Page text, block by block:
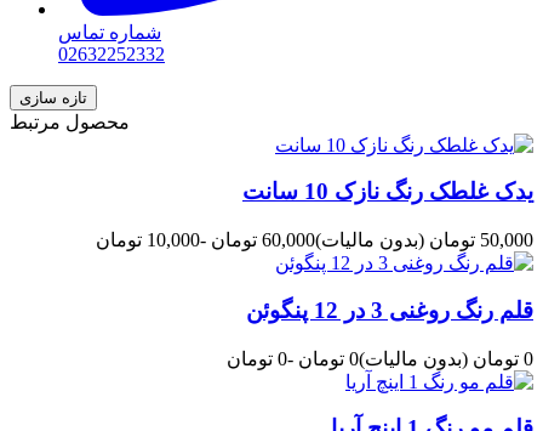
شماره تماس
02632252332
محصول مرتبط
یدک غلطک رنگ نازک 10 سانت
50,000 تومان (بدون مالیات)60,000 تومان -10,000 تومان
قلم رنگ روغنی 3 در 12 پنگوئن
0 تومان (بدون مالیات)0 تومان -0 تومان